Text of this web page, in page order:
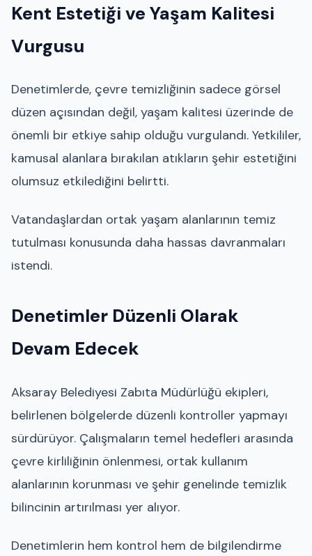
Kent Estetiği ve Yaşam Kalitesi
Vurgusu
Denetimlerde, çevre temizliğinin sadece görsel
düzen açısından değil, yaşam kalitesi üzerinde de
önemli bir etkiye sahip olduğu vurgulandı. Yetkililer,
kamusal alanlara bırakılan atıkların şehir estetiğini
olumsuz etkilediğini belirtti.
Vatandaşlardan ortak yaşam alanlarının temiz
tutulması konusunda daha hassas davranmaları
istendi.
Denetimler Düzenli Olarak
Devam Edecek
Aksaray Belediyesi Zabıta Müdürlüğü ekipleri,
belirlenen bölgelerde düzenli kontroller yapmayı
sürdürüyor. Çalışmaların temel hedefleri arasında
çevre kirliliğinin önlenmesi, ortak kullanım
alanlarının korunması ve şehir genelinde temizlik
bilincinin artırılması yer alıyor.
Denetimlerin hem kontrol hem de bilgilendirme